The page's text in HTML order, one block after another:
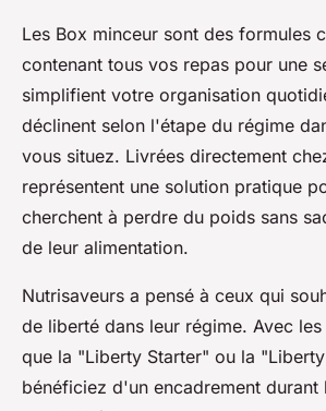
Les Box minceur sont des formules
contenant tous vos repas pour une
simplifient votre organisation
déclinent selon l'étape du régime
vous situez. Livrées directement
représentent une solution pratique
cherchent à perdre du poids sans
de leur alimentation.
Nutrisaveurs a pensé à ceux qui
de liberté dans leur régime. Avec
que la "Liberty Starter" ou la
bénéficiez d'un encadrement durant